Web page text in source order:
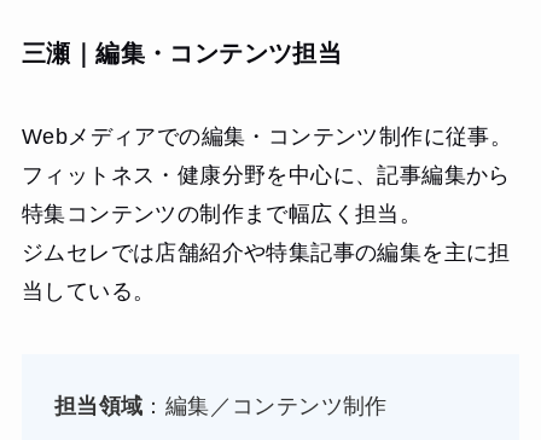
三瀬｜編集・コンテンツ担当
Webメディアでの編集・コンテンツ制作に従事。
フィットネス・健康分野を中心に、記事編集から
特集コンテンツの制作まで幅広く担当。
ジムセレでは店舗紹介や特集記事の編集を主に担
当している。
担当領域 ：編集／コンテンツ制作